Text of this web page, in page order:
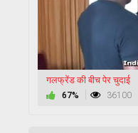
गलफ्रेंड की बीच पेर चुदाई
67% 36100